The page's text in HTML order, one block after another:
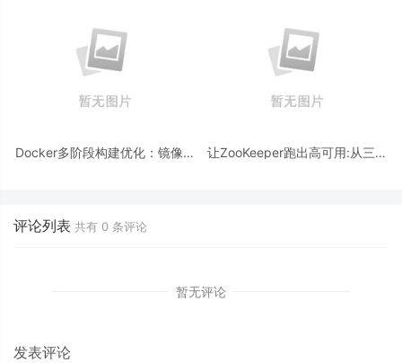
Docker多阶段构建优化：镜像体
让ZooKeeper跑出高可用:从三节
评论列表 共有 0 条评论
暂无评论
发表评论